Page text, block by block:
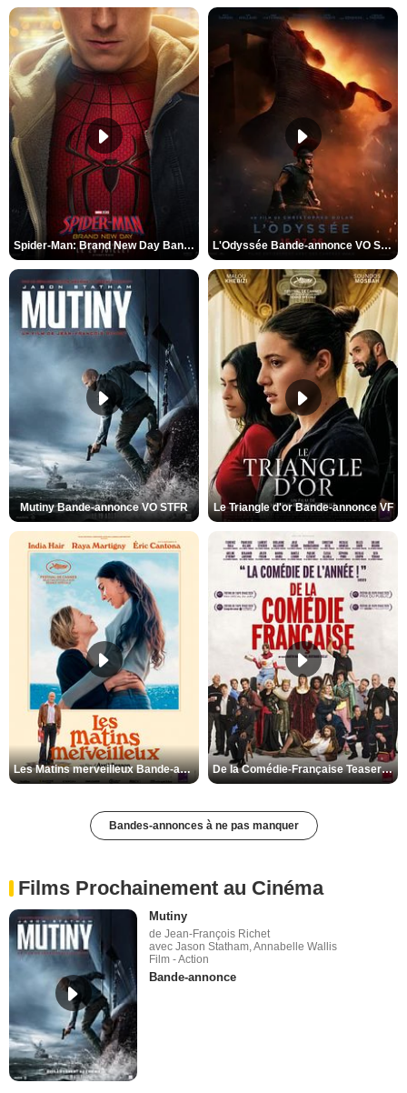
Spider-Man: Brand New Day Bande-annonce VO STFR L'Odyssée Bande-annonce VO STFR
Mutiny Bande-annonce VO STFR Le Triangle d'or Bande-annonce VF
Les Matins merveilleux Bande-annonce VF De la Comédie-Française Teaser VF
Bandes-annonces à ne pas manquer
Films Prochainement au Cinéma
Mutiny
de Jean-François Richet
avec Jason Statham, Annabelle Wallis
Film - Action
Bande-annonce